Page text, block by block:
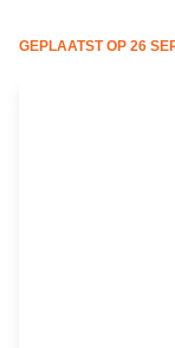
GEPLAATST OP 26